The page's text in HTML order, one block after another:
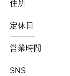
住所
定休日
営業時間
SNS